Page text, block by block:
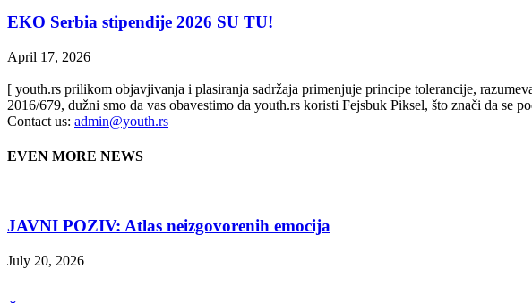
EKO Serbia stipendije 2026 SU TU!
April 17, 2026
[ youth.rs prilikom objavjivanja i plasiranja sadržaja primenjuje principe tolerancije,
2016/679, dužni smo da vas obavestimo da youth.rs koristi Fejsbuk Piksel, što znači da se
Contact us: admin@youth.rs
EVEN MORE NEWS
JAVNI POZIV: Atlas neizgovorenih emocija
July 20, 2026